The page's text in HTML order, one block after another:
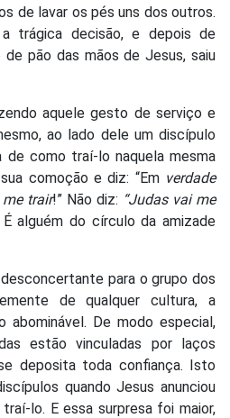
de lavar os pés uns dos outros.
trágica decisão, e depois de
pão das mãos de Jesus, saiu
aquele gesto de serviço e
ao lado dele um discípulo
de como traí-lo naquela mesma
comoção e diz: “Em verdade
trair!” Não diz: “Judas vai me
É alguém do círculo da amizade
para o grupo dos
de qualquer cultura, a
abominável. De modo especial,
estão vinculadas por laços
deposita toda confiança. Isto
quando Jesus anunciou
lo. E essa surpresa foi maior,